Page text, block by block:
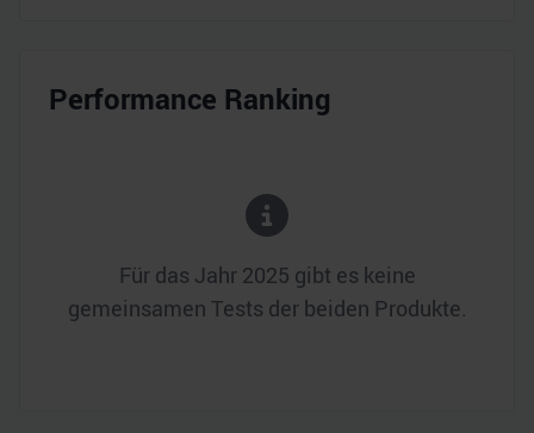
Performance Ranking
Für das Jahr 2025 gibt es keine
gemeinsamen Tests der beiden Produkte.